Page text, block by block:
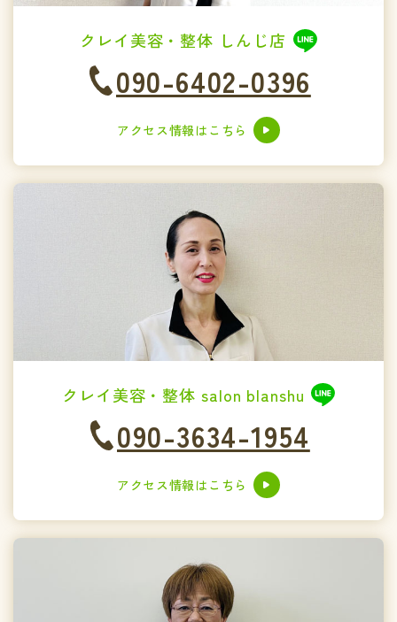
クレイ美容・整体 しんじ店
090-6402-0396
アクセス情報はこちら
クレイ美容・整体 salon blanshu
090-3634-1954
アクセス情報はこちら